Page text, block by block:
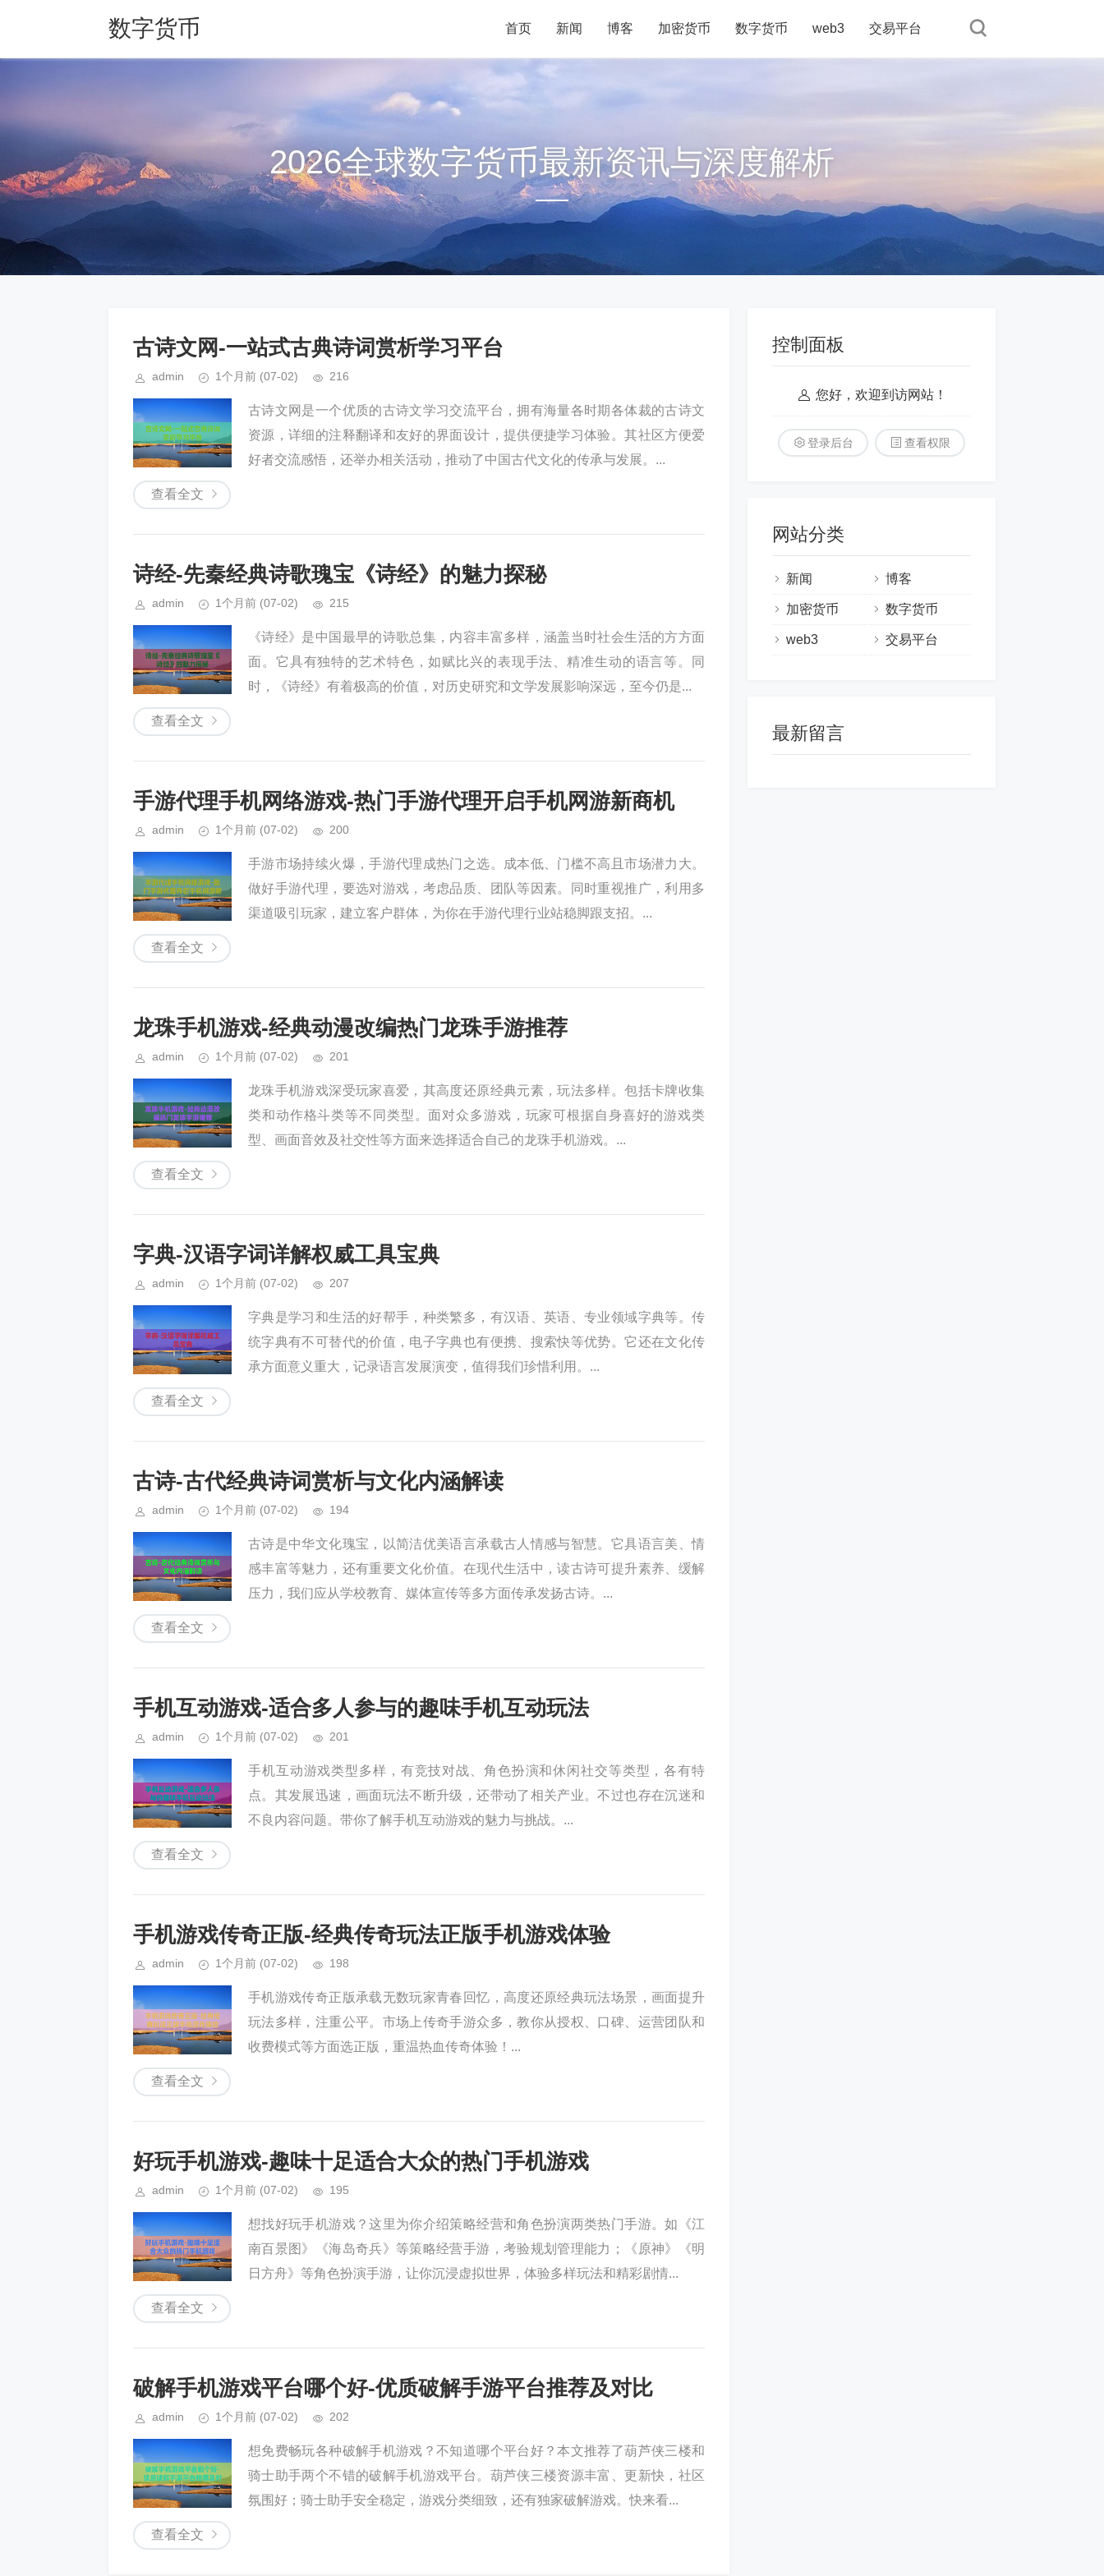
数字货币 首页 新闻 博客 加密货币 数字货币 web3 交易平台
2026全球数字货币最新资讯与深度解析
古诗文网-一站式古典诗词赏析学习平台
admin 1个月前 (07-02) 216
古诗文网是一个优质的古诗文学习交流平台，拥有海量各时期各体裁的古诗文
资源，详细的注释翻译和友好的界面设计，提供便捷学习体验。其社区方便爱
好者交流感悟，还举办相关活动，推动了中国古代文化的传承与发展。...
查看全文
诗经-先秦经典诗歌瑰宝《诗经》的魅力探秘
admin 1个月前 (07-02) 215
《诗经》是中国最早的诗歌总集，内容丰富多样，涵盖当时社会生活的方方面
面。它具有独特的艺术特色，如赋比兴的表现手法、精准生动的语言等。同
时，《诗经》有着极高的价值，对历史研究和文学发展影响深远，至今仍是...
查看全文
手游代理手机网络游戏-热门手游代理开启手机网游新商机
admin 1个月前 (07-02) 200
手游市场持续火爆，手游代理成热门之选。成本低、门槛不高且市场潜力大。
做好手游代理，要选对游戏，考虑品质、团队等因素。同时重视推广，利用多
渠道吸引玩家，建立客户群体，为你在手游代理行业站稳脚跟支招。...
查看全文
龙珠手机游戏-经典动漫改编热门龙珠手游推荐
admin 1个月前 (07-02) 201
龙珠手机游戏深受玩家喜爱，其高度还原经典元素，玩法多样。包括卡牌收集
类和动作格斗类等不同类型。面对众多游戏，玩家可根据自身喜好的游戏类
型、画面音效及社交性等方面来选择适合自己的龙珠手机游戏。...
查看全文
字典-汉语字词详解权威工具宝典
admin 1个月前 (07-02) 207
字典是学习和生活的好帮手，种类繁多，有汉语、英语、专业领域字典等。传
统字典有不可替代的价值，电子字典也有便携、搜索快等优势。它还在文化传
承方面意义重大，记录语言发展演变，值得我们珍惜利用。...
查看全文
古诗-古代经典诗词赏析与文化内涵解读
admin 1个月前 (07-02) 194
古诗是中华文化瑰宝，以简洁优美语言承载古人情感与智慧。它具语言美、情
感丰富等魅力，还有重要文化价值。在现代生活中，读古诗可提升素养、缓解
压力，我们应从学校教育、媒体宣传等多方面传承发扬古诗。...
查看全文
手机互动游戏-适合多人参与的趣味手机互动玩法
admin 1个月前 (07-02) 201
手机互动游戏类型多样，有竞技对战、角色扮演和休闲社交等类型，各有特
点。其发展迅速，画面玩法不断升级，还带动了相关产业。不过也存在沉迷和
不良内容问题。带你了解手机互动游戏的魅力与挑战。...
查看全文
手机游戏传奇正版-经典传奇玩法正版手机游戏体验
admin 1个月前 (07-02) 198
手机游戏传奇正版承载无数玩家青春回忆，高度还原经典玩法场景，画面提升
玩法多样，注重公平。市场上传奇手游众多，教你从授权、口碑、运营团队和
收费模式等方面选正版，重温热血传奇体验！...
查看全文
好玩手机游戏-趣味十足适合大众的热门手机游戏
admin 1个月前 (07-02) 195
想找好玩手机游戏？这里为你介绍策略经营和角色扮演两类热门手游。如《江
南百景图》《海岛奇兵》等策略经营手游，考验规划管理能力；《原神》《明
日方舟》等角色扮演手游，让你沉浸虚拟世界，体验多样玩法和精彩剧情...
查看全文
破解手机游戏平台哪个好-优质破解手游平台推荐及对比
admin 1个月前 (07-02) 202
想免费畅玩各种破解手机游戏？不知道哪个平台好？本文推荐了葫芦侠三楼和
骑士助手两个不错的破解手机游戏平台。葫芦侠三楼资源丰富、更新快，社区
氛围好；骑士助手安全稳定，游戏分类细致，还有独家破解游戏。快来看...
查看全文
控制面板
您好，欢迎到访网站！
登录后台 查看权限
网站分类
新闻 博客
加密货币 数字货币
web3 交易平台
最新留言